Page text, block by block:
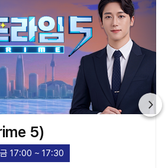
5)
17:00 ~ 17:30